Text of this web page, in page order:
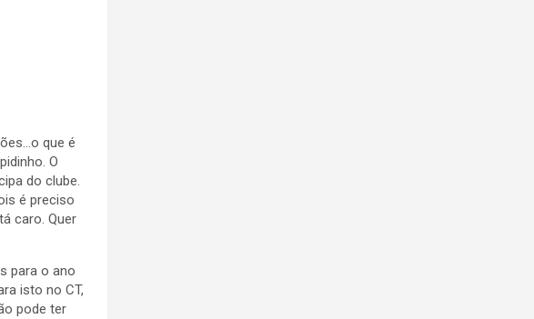
que é
O
do clube.
é preciso
caro. Quer
para o ano
isto no CT,
pode ter